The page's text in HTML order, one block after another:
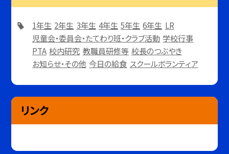
1年生 2年生 3年生 4年生 5年生 6年生 LR
児童会・委員会・たてわり班・クラブ活動 学校行事
PTA 校内研究 教職員研修等 校長のつぶやき
お知らせ・その他 今日の給食 スクールボランティア
リンク